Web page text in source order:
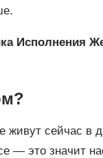
Исполнения
живут сейчас в
— это значит